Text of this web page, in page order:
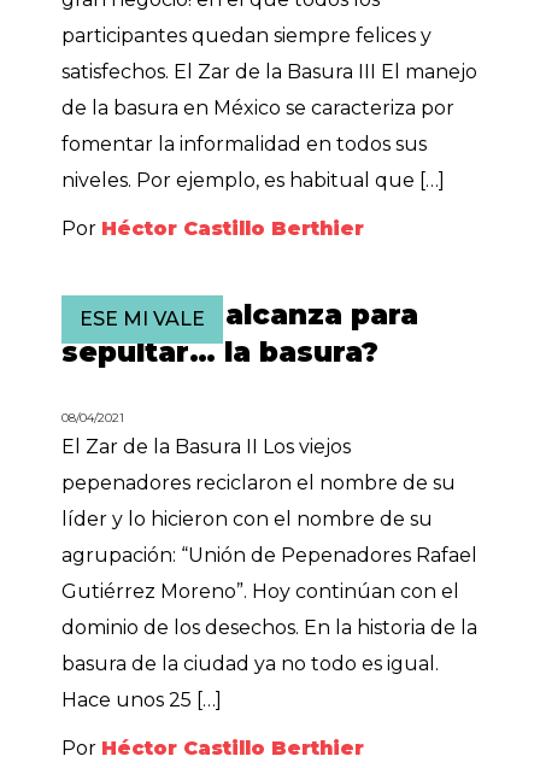
participantes quedan siempre felices y
satisfechos. El Zar de la Basura III El manejo
de la basura en México se caracteriza por
fomentar la informalidad en todos sus
niveles. Por ejemplo, es habitual que […]
Por Héctor Castillo Berthier
ESE MI VALE
¿El Zócalo alcanza para
sepultar… la basura?
08/04/2021
El Zar de la Basura II Los viejos
pepenadores reciclaron el nombre de su
líder y lo hicieron con el nombre de su
agrupación: “Unión de Pepenadores Rafael
Gutiérrez Moreno”. Hoy continúan con el
dominio de los desechos. En la historia de la
basura de la ciudad ya no todo es igual.
Hace unos 25 […]
Por Héctor Castillo Berthier